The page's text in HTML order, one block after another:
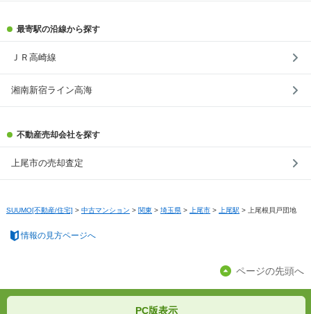
最寄駅の沿線から探す
ＪＲ高崎線
湘南新宿ライン高海
不動産売却会社を探す
上尾市の売却査定
SUUMO[不動産/住宅] > 中古マンション > 関東 > 埼玉県 > 上尾市 > 上尾駅 > 上尾根貝戸団地
情報の見方ページへ
ページの先頭へ
PC版表示